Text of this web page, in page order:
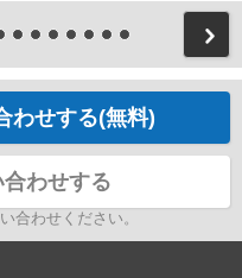
わせする(無料)
わせする
合わせください。